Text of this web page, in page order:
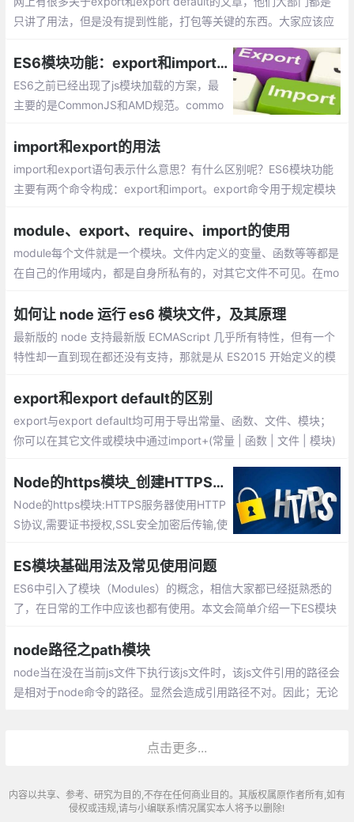
只讲了用法，但是没有提到性能，打包等关键的东西。大家应该应
包到文件中，而import {func} from xxx只会把文件中的func导入
ES6模块功能：export和import的加载方式
ES6之前已经出现了js模块加载的方案，最
主要的是CommonJS和AMD规范。commo
dejs。AMD规范应用于浏览器，如requirej
s，为异步加载。
import和export的用法
import和export语句表示什么意思？有什么区别呢？ES6模块功能
主要有两个命令构成：export和import。export命令用于规定模块
module、export、require、import的使用
module每个文件就是一个模块。文件内定义的变量、函数等等都是
在自己的作用域内，都是自身所私有的，对其它文件不可见。在mo
外的输出值，是一个对象。
如何让 node 运行 es6 模块文件，及其原理
最新版的 node 支持最新版 ECMAScript 几乎所有特性，但有一个
特性却一直到现在都还没有支持，那就是从 ES2015 开始定义的模
的，包括 node 项目
export和export default的区别
export与export default均可用于导出常量、函数、文件、模块；
你可以在其它文件或模块中通过import+(常量 | 函数 | 文件 | 模块)
Node的https模块_创建HTTPS服务器
Node的https模块:HTTPS服务器使用HTTP
S协议,需要证书授权,SSL安全加密后传输,使
ES模块基础用法及常见使用问题
ES6中引入了模块（Modules）的概念，相信大家都已经挺熟悉的
了，在日常的工作中应该也都有使用。本文会简单介绍一下ES模块
node路径之path模块
node当在没在当前js文件下执行该js文件时，该js文件引用的路径会
是相对于node命令的路径。显然会造成引用路径不对。因此；无论
点击更多...
内容以共享、参考、研究为目的,不存在任何商业目的。其版权属原作者所有,如有
侵权或违规,请与小编联系!情况属实本人将予以删除!